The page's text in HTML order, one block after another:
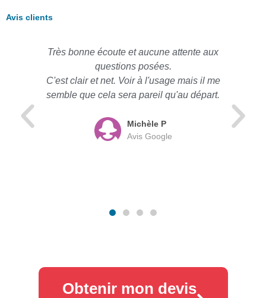
Avis clients
Très bonne écoute et aucune attente aux
questions posées.
C'est clair et net. Voir à l'usage mais il me
semble que cela sera pareil qu'au départ.
Michèle P
Avis Google
Obtenir mon devis